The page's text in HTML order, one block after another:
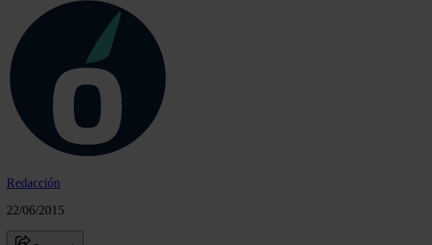
Redacción
22/06/2015